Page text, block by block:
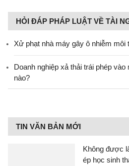
HỎI ĐÁP PHÁP LUẬT VỀ TÀI
Xử phạt nhà máy gây ô nhiễm
Doanh nghiệp xả thải trái phép
nào?
TIN VĂN BẢN MỚI
Không được
ép học sinh